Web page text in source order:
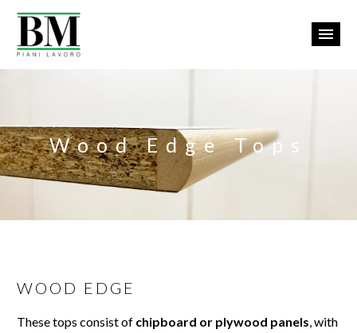
Wood Edge Tops
WOOD EDGE
These tops consist of chipboard or plywood panels, with